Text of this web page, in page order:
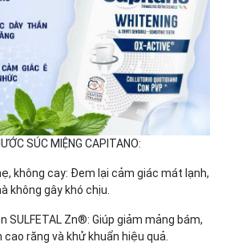
SÚC MIỆNG CAPITANO:
không cay: Đem lại cảm giác mát lạnh,
không gây khó chịu.
SULFETAL Zn®: Giúp giảm mảng bám,
răng và khử khuẩn hiệu quả.